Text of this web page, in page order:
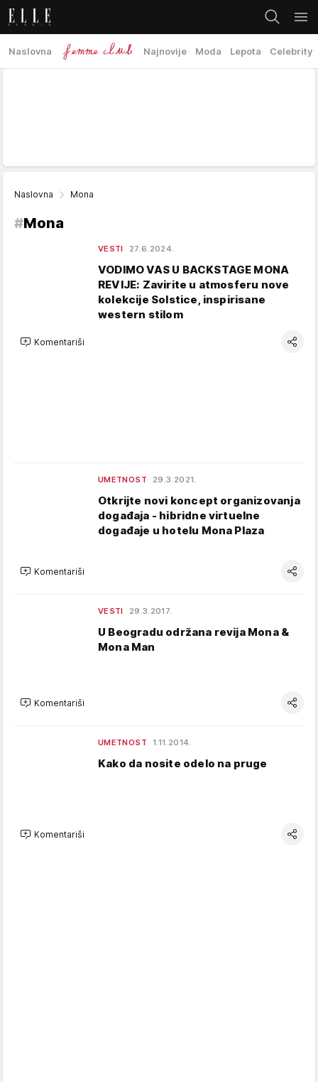
Naslovna Najnovije Moda Lepota Celebrity
Naslovna Mona
#Mona
VESTI 27.6.2024.
VODIMO VAS U BACKSTAGE MONA
REVIJE: Zavirite u atmosferu nove
kolekcije Solstice, inspirisane
western stilom
Komentariši
UMETNOST 29.3.2021.
Otkrijte novi koncept organizovanja
događaja - hibridne virtuelne
događaje u hotelu Mona Plaza
Komentariši
VESTI 29.3.2017.
U Beogradu održana revija Mona &
Mona Man
Komentariši
UMETNOST 1.11.2014.
Kako da nosite odelo na pruge
Komentariši